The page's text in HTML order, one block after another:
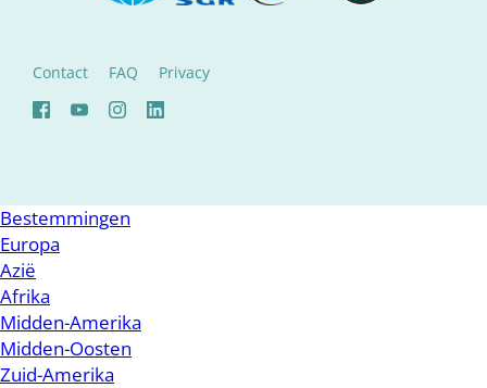
Contact FAQ Privacy
Bestemmingen
Europa
Azië
Afrika
Midden-Amerika
Midden-Oosten
Zuid-Amerika